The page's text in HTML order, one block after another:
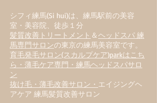
シフィ練馬(Si hui)は、 練馬駅前の美容
室・美容院、徒歩１分
髪質改善トリートメント ＆ヘッドスパ 練
馬専門サロンの東京の練馬美容室です。
育毛発毛サロン(スカルプケア)parkはこち
ら・薄毛ケア専門・練馬ヘッドスパサロ
ン
抜け毛・薄毛改善サロン・ エイジングヘ
アケア 練馬髪質改善サロン